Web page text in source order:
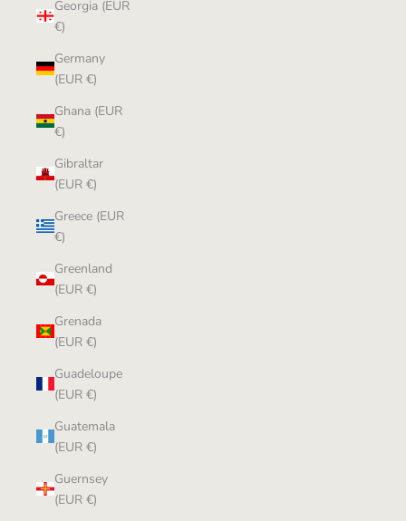
Georgia (EUR
€)
Germany
(EUR €)
Ghana (EUR
€)
Gibraltar
(EUR €)
Greece (EUR
€)
Greenland
(EUR €)
Grenada
(EUR €)
Guadeloupe
(EUR €)
Guatemala
(EUR €)
Guernsey
(EUR €)